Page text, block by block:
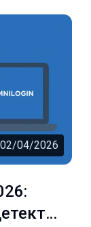
02/04/2026